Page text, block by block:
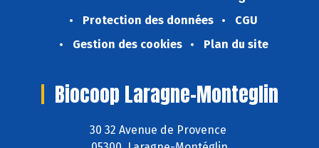
Protection des données
CGU
Gestion des cookies
Plan du site
Biocoop Laragne-Monteglin
30 32 Avenue de Provence